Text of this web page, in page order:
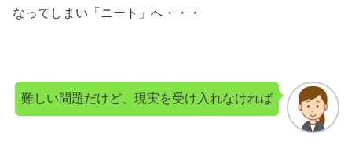
なってしまい「ニート」へ・・・
難しい問題だけど、現実を受け入れなければ